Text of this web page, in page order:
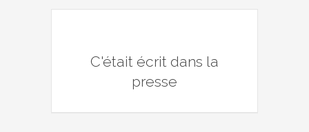
C'était écrit dans la
presse